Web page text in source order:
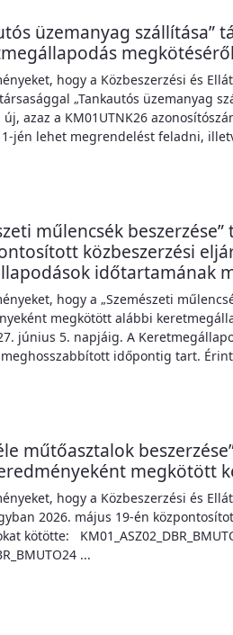
üzemanyag szállítása”
hogy a Közbeszerzési és
„Tankautós üzemanyag
azaz a KM01UTNK26
jén lehet megrendelést feladni,
műlencsék beszerzése”
közbeszerzési
időtartamának
hogy a „Szemészeti
megkötött alábbi
június 5. napjáig. A
időpontig tart.
műtőasztalok
megkötött
hogy a Közbeszerzési és
2026. május 19-én
kötötte:
...